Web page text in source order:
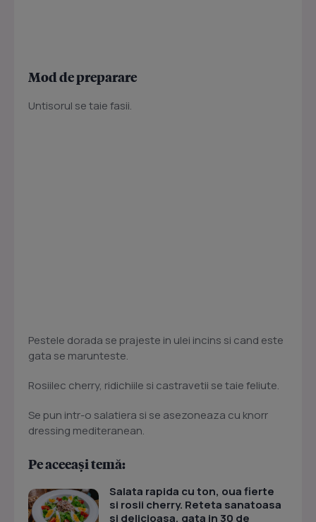
Mod de preparare
Untisorul se taie fasii.
Pestele dorada se prajeste in ulei incins si cand este
gata se marunteste.
Rosiilec cherry, ridichiile si castravetii se taie feliute.
Se pun intr-o salatiera si se asezoneaza cu knorr
dressing mediteranean.
Pe aceeași temă:
Salata rapida cu ton, oua fierte
si rosii cherry. Reteta sanatoasa
si delicioasa, gata in 30 de